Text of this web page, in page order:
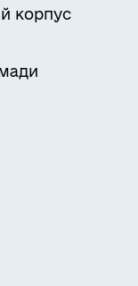
корпус